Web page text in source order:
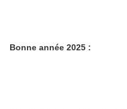
Bonne année 2025 :